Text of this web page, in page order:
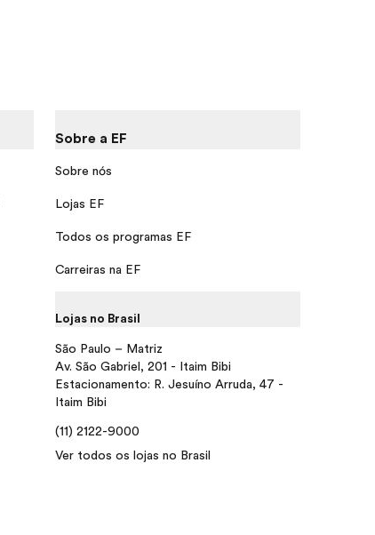
Sobre a EF
Sobre nós
Lojas EF
Todos os programas EF
Carreiras na EF
Lojas no Brasil
São Paulo – Matriz
Av. São Gabriel, 201 - Itaim Bibi
Estacionamento: R. Jesuíno Arruda, 47 -
Itaim Bibi
(11) 2122-9000
Ver todos os lojas no Brasil